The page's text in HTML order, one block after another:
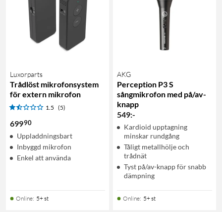
Luxorparts
Trådlöst mikrofonsystem
för extern mikrofon
1.5 (5)
69990
Uppladdningsbart
Inbyggd mikrofon
Enkel att använda
Online: 5+ st
AKG
Perception P3 S
sångmikrofon med på/av-
knapp
549:-
Kardioid upptagning
minskar rundgång
Tåligt metallhölje och
trådnät
Tyst på/av-knapp för snabb
dämpning
Online: 5+ st